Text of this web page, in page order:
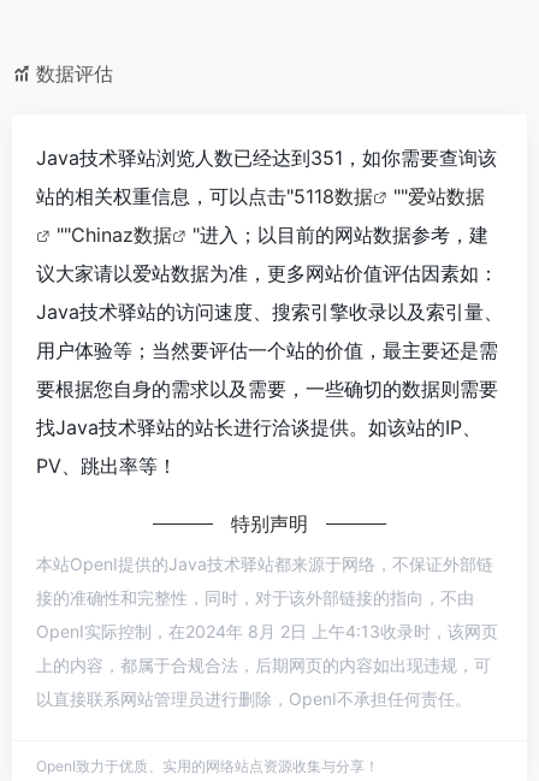
数据评估
Java技术驿站浏览人数已经达到351，如你需要查询该
站的相关权重信息，可以点击"5118数据 ""爱站数据
""Chinaz数据
"进入；以目前的网站数据参考，建
议大家请以爱站数据为准，更多网站价值评估因素如：
Java技术驿站的访问速度、搜索引擎收录以及索引量、
用户体验等；当然要评估一个站的价值，最主要还是需
要根据您自身的需求以及需要，一些确切的数据则需要
找Java技术驿站的站长进行洽谈提供。如该站的IP、
PV、跳出率等！
特别声明
本站OpenI提供的Java技术驿站都来源于网络，不保证外部链
接的准确性和完整性，同时，对于该外部链接的指向，不由
OpenI实际控制，在2024年 8月 2日 上午4:13收录时，该网页
上的内容，都属于合规合法，后期网页的内容如出现违规，可
以直接联系网站管理员进行删除，OpenI不承担任何责任。
OpenI致力于优质、实用的网络站点资源收集与分享！